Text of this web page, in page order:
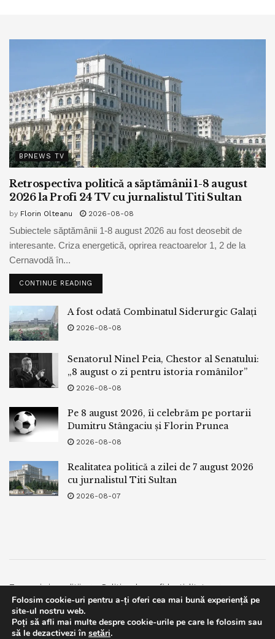
BPNEWS TV
Retrospectiva politică a săptămânii 1-8 august
2026 la Profi 24 TV cu jurnalistul Titi Sultan
by Florin Olteanu 2026-08-08
Subiectele săptămânii 1-8 august 2026 au fost deosebit de
interesante. Criza energetică, oprirea reactoarelor 1, 2 de la
Cernavodă în...
CONTINUE READING
A fost odată Combinatul Siderurgic Galați
2026-08-08
Senatorul Ninel Peia, Chestor al Senatului:
„8 august o zi pentru istoria românilor”
2026-08-08
Pe 8 august 2026, îi celebrăm pe portarii
Dumitru Stângaciu și Florin Prunea
2026-08-08
Realitatea politică a zilei de 7 august 2026
cu jurnalistul Titi Sultan
2026-08-07
Termeni si conditii
Politica de confidentialitate
Facebook
Contact
© 2019bpnews- Business & Politics Newsbpnews.
Folosim cookie-uri pentru a-ți oferi cea mai bună experiență pe
site-ul nostru web.
Poți să afli mai multe despre cookie-urile pe care le folosim sau
să le dezactivezi în setări.
This website uses GDPR cookies. By continuing to use this